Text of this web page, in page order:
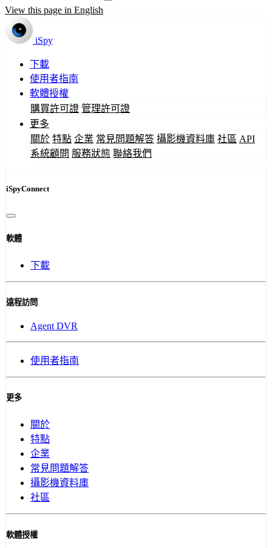
View this page in English
iSpy
下載
使用者指南
軟體授權
購買許可證 管理許可證
更多
關於 特點 企業 常見問題解答 攝影機資料庫 社區 API
系統顧問 服務狀態 聯絡我們
iSpyConnect
軟體
下載
遠程訪問
Agent DVR
使用者指南
更多
關於
特點
企業
常見問題解答
攝影機資料庫
社區
軟體授權